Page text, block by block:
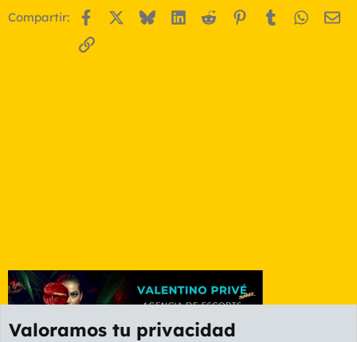
Compartir: Facebook BlueskyLinkedIn
Reddit Pinterest
Tumblr
Enlace
Valoramos tu privacidad